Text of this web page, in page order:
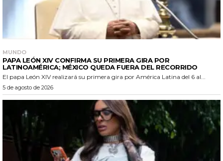
MUNDO
PAPA LEÓN XIV CONFIRMA SU PRIMERA GIRA POR
LATINOAMÉRICA; MÉXICO QUEDA FUERA DEL RECORRIDO
El papa León XIV realizará su primera gira por América Latina del 6 al...
5 de agosto de 2026